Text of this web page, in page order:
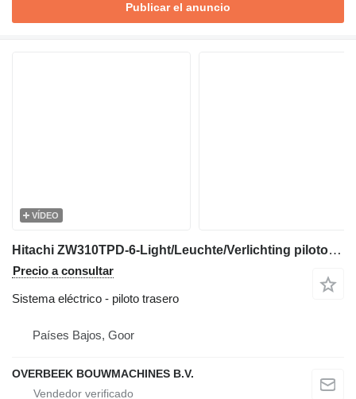
Publicar el anuncio
VÍDEO
Hitachi ZW310TPD-6-Light/Leuchte/Verlichting piloto trasero para cargadora de ruedas
Precio a consultar
Sistema eléctrico - piloto trasero
Países Bajos, Goor
OVERBEEK BOUWMACHINES B.V.